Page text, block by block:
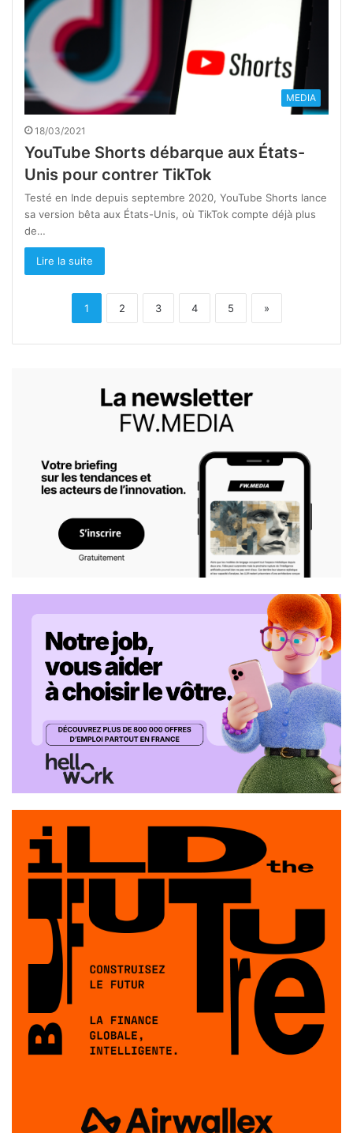
MEDIA
18/03/2021
YouTube Shorts débarque aux États-
Unis pour contrer TikTok
Testé en Inde depuis septembre 2020, YouTube Shorts lance
sa version bêta aux États-Unis, où TikTok compte déjà plus
de…
Lire la suite
1 2 3 4 5 »